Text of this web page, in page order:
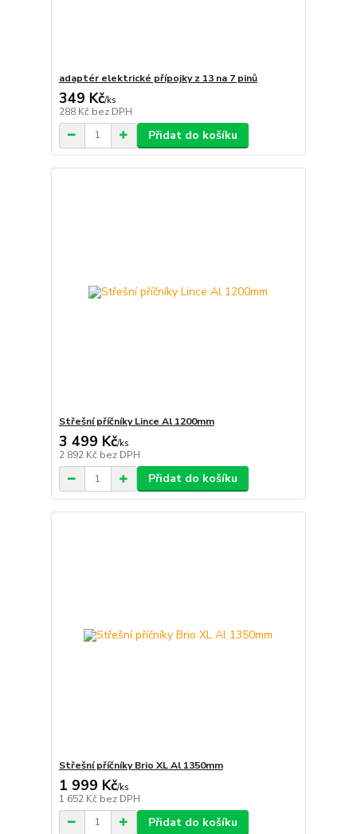
adaptér elektrické přípojky z 13 na 7 pinů
349 Kč/ks
288 Kč bez DPH
Přidat do košíku
Střešní příčníky Lince Al 1200mm
3 499 Kč/ks
2 892 Kč bez DPH
Přidat do košíku
Střešní příčníky Brio XL Al 1350mm
1 999 Kč/ks
1 652 Kč bez DPH
Přidat do košíku